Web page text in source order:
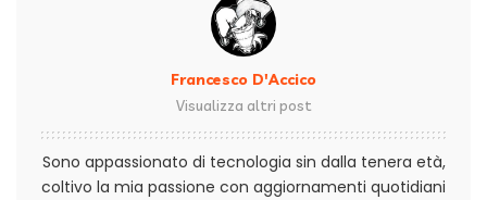
Francesco D'Accico
Visualizza altri post
Sono appassionato di tecnologia sin dalla tenera età,
coltivo la mia passione con aggiornamenti quotidiani